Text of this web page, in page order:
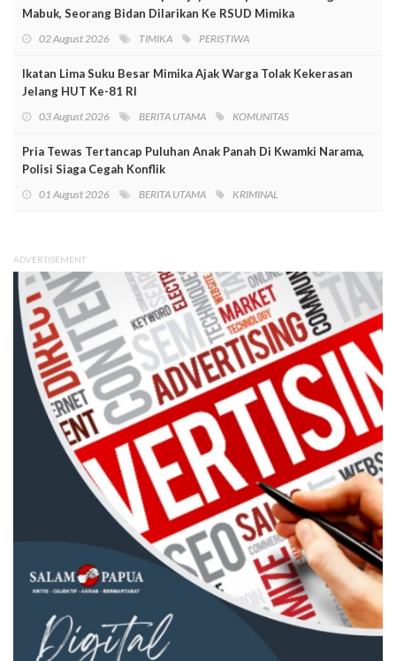
Mabuk, Seorang Bidan Dilarikan Ke RSUD Mimika
02 August 2026 TIMIKA PERISTIWA
Ikatan Lima Suku Besar Mimika Ajak Warga Tolak Kekerasan
Jelang HUT Ke-81 RI
03 August 2026 BERITA UTAMA KOMUNITAS
Pria Tewas Tertancap Puluhan Anak Panah Di Kwamki Narama,
Polisi Siaga Cegah Konflik
01 August 2026 BERITA UTAMA KRIMINAL
ADVERTISEMENT